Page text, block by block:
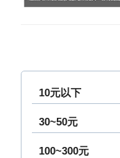
10元以下
30~50元
100~300元